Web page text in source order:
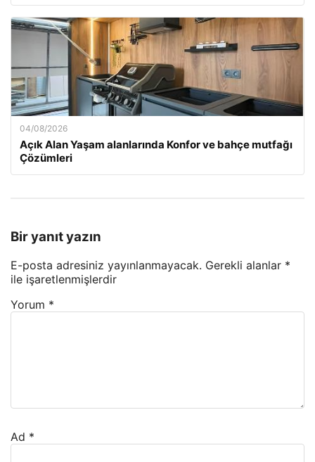
04/08/2026
Açık Alan Yaşam alanlarında Konfor ve bahçe mutfağı
Çözümleri
Bir yanıt yazın
E-posta adresiniz yayınlanmayacak. Gerekli alanlar *
ile işaretlenmişlerdir
Yorum *
Ad *